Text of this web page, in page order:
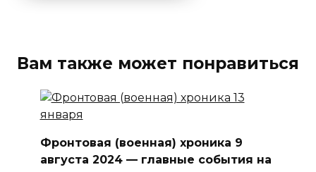
Вам также может понравиться
Фронтовая (военная) хроника 9
августа 2024 — главные события на